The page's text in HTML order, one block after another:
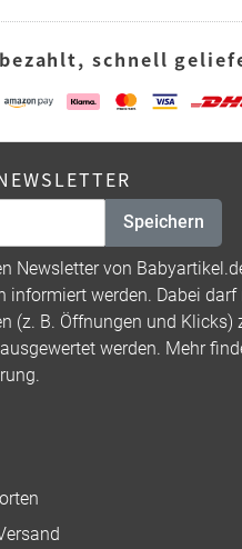
schnell
Speichern
Newsletter von
informiert werden. Dabei darf
(z. B. Öffnungen und Klicks)
werden. Mehr
.